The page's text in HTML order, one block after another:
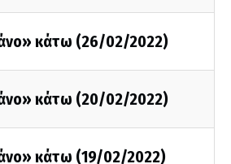
κάτω (26/02/2022)
κάτω (20/02/2022)
κάτω (19/02/2022)